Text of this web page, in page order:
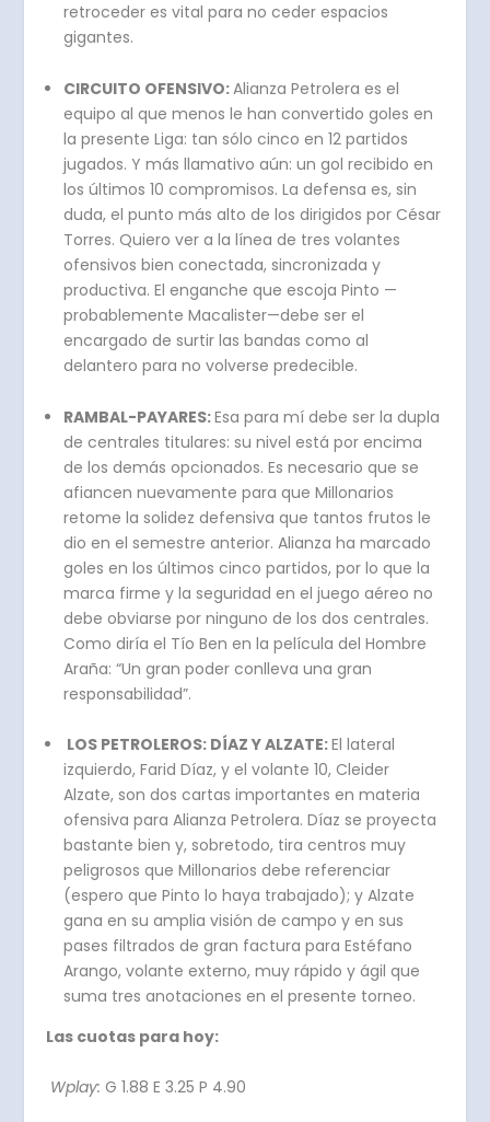
retroceder es vital para no ceder espacios
gigantes.
CIRCUITO OFENSIVO:Alianza Petrolera es el
equipo al que menos le han convertido goles en
la presente Liga: tan sólo cinco en 12 partidos
jugados. Y más llamativo aún: un gol recibido en
los últimos 10 compromisos. La defensa es, sin
duda, el punto más alto de los dirigidos por César
Torres. Quiero ver a la línea de tres volantes
ofensivos bien conectada, sincronizada y
productiva. El enganche que escoja Pinto —
probablemente Macalister—debe ser el
encargado de surtir las bandas como al
delantero para no volverse predecible.
RAMBAL-PAYARES:Esa para mí debe ser la dupla
de centrales titulares: su nivel está por encima
de los demás opcionados. Es necesario que se
afiancen nuevamente para que Millonarios
retome la solidez defensiva que tantos frutos le
dio en el semestre anterior. Alianza ha marcado
goles en los últimos cinco partidos, por lo que la
marca firme y la seguridad en el juego aéreo no
debe obviarse por ninguno de los dos centrales.
Como diría el Tío Ben en la película del Hombre
Araña: “Un gran poder conlleva una gran
responsabilidad”.
LOS PETROLEROS: DÍAZ Y ALZATE:El lateral
izquierdo, Farid Díaz, y el volante 10, Cleider
Alzate, son dos cartas importantes en materia
ofensiva para Alianza Petrolera. Díaz se proyecta
bastante bien y, sobretodo, tira centros muy
peligrosos que Millonarios debe referenciar
(espero que Pinto lo haya trabajado); y Alzate
gana en su amplia visión de campo y en sus
pases filtrados de gran factura para Estéfano
Arango, volante externo, muy rápido y ágil que
suma tres anotaciones en el presente torneo.
Las cuotas para hoy:
Wplay: G 1.88 E 3.25 P 4.90